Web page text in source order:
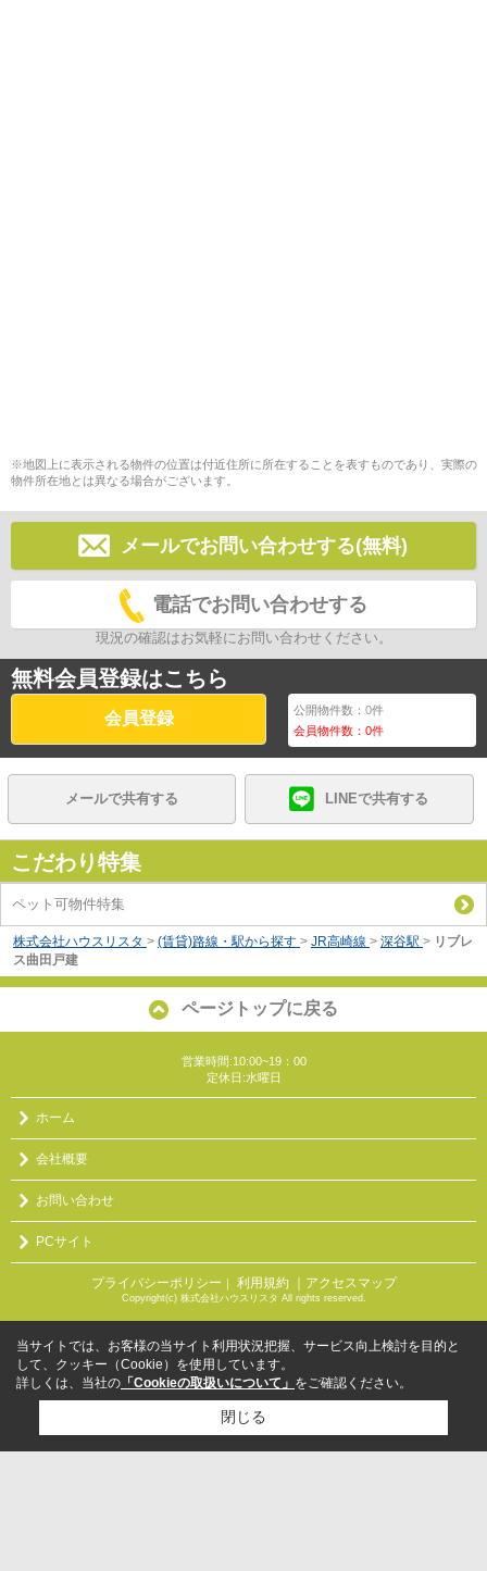
※地図上に表示される物件の位置は付近住所に所在することを表すものであり、実際の
物件所在地とは異なる場合がございます。
メールでお問い合わせする(無料)
電話でお問い合わせする
現況の確認はお気軽にお問い合わせください。
無料会員登録はこちら
会員登録 公開物件数：0件
会員物件数：0件
メールで共有する LINEで共有する
こだわり特集
ペット可物件特集
株式会社ハウスリスタ > (賃貸)路線・駅から探す > JR高崎線 > 深谷駅 > リブレ
ス曲田戸建
ページトップに戻る
営業時間:10:00~19：00
定休日:水曜日
ホーム
会社概要
お問い合わせ
PCサイト
プライバシーポリシー 利用規約 ｜アクセスマップ
Copyright(c) 株式会社ハウスリスタ All rights reserved.
当サイトでは、お客様の当サイト利用状況把握、サービス向上検討を目的と
して、クッキー（Cookie）を使用しています。
詳しくは、当社の 「Cookieの取扱いについて」 をご確認ください。
閉じる